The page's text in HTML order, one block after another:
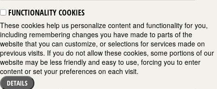
FUNCTIONALITY COOKIES
These cookies help us personalize content and functionality for you,
including remembering changes you have made to parts of the
website that you can customize, or selections for services made on
previous visits. If you do not allow these cookies, some portions of our
website may be less friendly and easy to use, forcing you to enter
content or set your preferences on each visit.
DETAILS